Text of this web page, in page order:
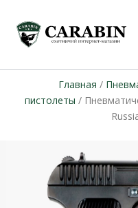
Главная /
пистолеты /